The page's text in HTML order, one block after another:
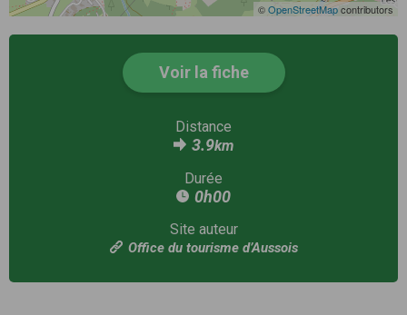
©OpenStreetMapcontributors
Voir la fiche
Distance
3.9km
Durée
0h00
Site auteur
Office du tourisme d’Aussois